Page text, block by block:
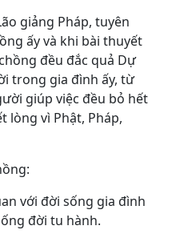
giảng Pháp, tuyên
ấy và khi bài thuyết
đều đắc quả Dự
trong gia đình ấy, từ
giúp việc đều bỏ hết
lòng vì Phật, Pháp,
với đời sống gia đình
đời tu hành.